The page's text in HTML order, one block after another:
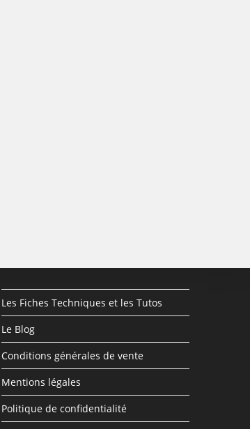
Les Fiches Techniques et les Tutos
Le Blog
Conditions générales de vente
Mentions légales
Politique de confidentialité